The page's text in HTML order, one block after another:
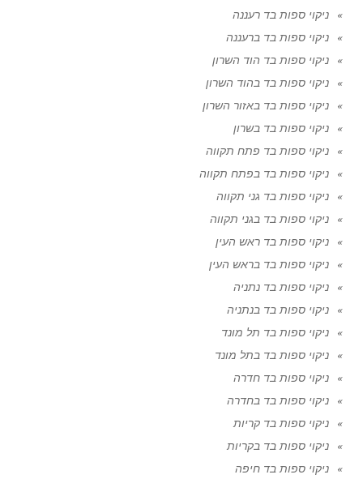
ניקוי ספות בד רעננה
ניקוי ספות בד ברעננה
ניקוי ספות בד הוד השרון
ניקוי ספות בד בהוד השרון
ניקוי ספות בד באזור השרון
ניקוי ספות בד בשרון
ניקוי ספות בד פתח תקווה
ניקוי ספות בד בפתח תקווה
ניקוי ספות בד גני תקווה
ניקוי ספות בד בגני תקווה
ניקוי ספות בד ראש העין
ניקוי ספות בד בראש העין
ניקוי ספות בד נתניה
ניקוי ספות בד בנתניה
ניקוי ספות בד תל מונד
ניקוי ספות בד בתל מונד
ניקוי ספות בד חדרה
ניקוי ספות בד בחדרה
ניקוי ספות בד קריות
ניקוי ספות בד בקריות
ניקוי ספות בד חיפה